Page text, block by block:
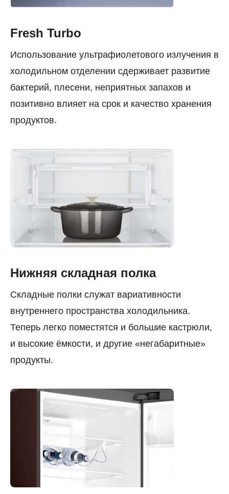
Fresh Turbo
Использование ультрафиолетового излучения в
холодильном отделении сдерживает развитие
бактерий, плесени, неприятных запахов и
позитивно влияет на срок и качество хранения
продуктов.
Нижняя складная полка
Складные полки служат вариативности
внутреннего пространства холодильника.
Теперь легко поместятся и большие кастрюли,
и высокие ёмкости, и другие «негабаритные»
продукты.